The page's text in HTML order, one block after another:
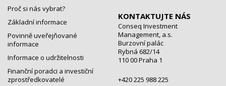
Proč si nás vybrat?
Základní informace
Povinně uveřejňované
informace
Informace o udržitelnosti
Finanční poradci a investiční
zprostředkovatelé
KONTAKTUJTE NÁS
Conseq Investment
Management, a.s.
Burzovní palác
Rybná 682/14
110 00 Praha 1
+420 225 988 225